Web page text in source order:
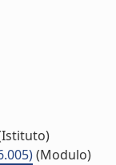
(Modulo)